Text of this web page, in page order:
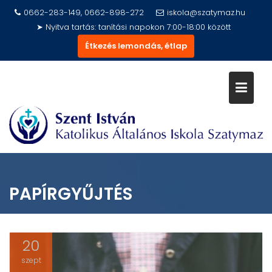
0662-283-149, 0662-898-272
iskola@szatymaz.hu
➤ Nyitva tartás: tanítási napokon 7:00-18:00 között
Étkezés lemondás, étlap
PAPÍRGYŰJTÉS
20
szept